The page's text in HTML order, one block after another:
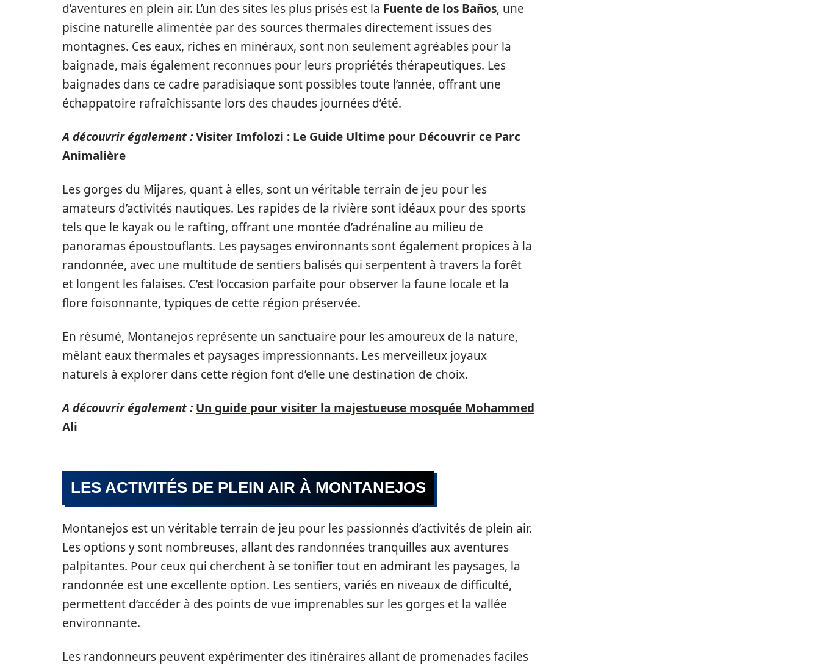
d’aventures en plein air. L’un des sites les plus prisés est la Fuente de los Baños, une
piscine naturelle alimentée par des sources thermales directement issues des
montagnes. Ces eaux, riches en minéraux, sont non seulement agréables pour la
baignade, mais également reconnues pour leurs propriétés thérapeutiques. Les
baignades dans ce cadre paradisiaque sont possibles toute l’année, offrant une
échappatoire rafraîchissante lors des chaudes journées d’été.
A découvrir également :Visiter Imfolozi : Le Guide Ultime pour Découvrir ce Parc
Animalière
Les gorges du Mijares, quant à elles, sont un véritable terrain de jeu pour les
amateurs d’activités nautiques. Les rapides de la rivière sont idéaux pour des sports
tels que le kayak ou le rafting, offrant une montée d’adrénaline au milieu de
panoramas époustouflants. Les paysages environnants sont également propices à la
randonnée, avec une multitude de sentiers balisés qui serpentent à travers la forêt
et longent les falaises. C’est l’occasion parfaite pour observer la faune locale et la
flore foisonnante, typiques de cette région préservée.
En résumé, Montanejos représente un sanctuaire pour les amoureux de la nature,
mêlant eaux thermales et paysages impressionnants. Les merveilleux joyaux
naturels à explorer dans cette région font d’elle une destination de choix.
A découvrir également : Un guide pour visiter la majestueuse mosquée Mohammed
Ali
LES ACTIVITÉS DE PLEIN AIR À MONTANEJOS
Montanejos est un véritable terrain de jeu pour les passionnés d’activités de plein air.
Les options y sont nombreuses, allant des randonnées tranquilles aux aventures
palpitantes. Pour ceux qui cherchent à se tonifier tout en admirant les paysages, la
randonnée est une excellente option. Les sentiers, variés en niveaux de difficulté,
permettent d’accéder à des points de vue imprenables sur les gorges et la vallée
environnante.
Les randonneurs peuvent expérimenter des itinéraires allant de promenades faciles